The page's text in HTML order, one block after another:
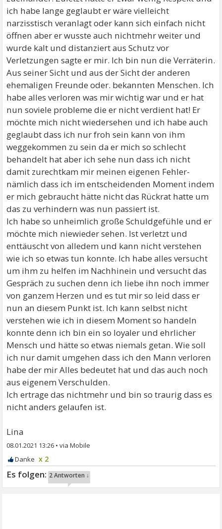
ich habe lange geglaubt er wäre vielleicht
narzisstisch veranlagt oder kann sich einfach nicht
öffnen aber er wusste auch nichtmehr weiter und
wurde kalt und distanziert aus Schutz vor
Verletzungen sagte er mir. Ich bin nun die Verräterin.
Aus seiner Sicht und aus der Sicht der anderen
ehemaligen Freunde oder. bekannten Menschen. Ich
habe alles verloren was mir wichtig war und er hat
nun soviele probleme die er nicht verdient hat! Er
möchte mich nicht wiedersehen und ich habe auch
geglaubt dass ich nur froh sein kann von ihm
weggekommen zu sein da er mich so schlecht
behandelt hat aber ich sehe nun dass ich nicht
damit zurechtkam mir meinen eigenen Fehler-
nämlich dass ich im entscheidenden Moment indem
er mich gebraucht hätte nicht das Rückrat hatte um
das zu verhindern was nun passiert ist.
Ich habe so unheimlich große Schuldgefühle und er
möchte mich niewieder sehen. Ist verletzt und
enttäuscht von alledem und kann nicht verstehen
wie ich so etwas tun konnte. Ich habe alles versucht
um ihm zu helfen im Nachhinein und versucht das
Gespräch zu suchen denn ich liebe ihn noch immer
von ganzem Herzen und es tut mir so leid dass er
nun an diesem Punkt ist. Ich kann selbst nicht
verstehen wie ich in diesem Moment so handeln
konnte denn ich bin ein so loyaler und ehrlicher
Mensch und hätte so etwas niemals getan. Wie soll
ich nur damit umgehen dass ich den Mann verloren
habe der mir Alles bedeutet hat und das auch noch
aus eigenem Verschulden.
Ich ertrage das nichtmehr und bin so traurig dass es
nicht anders gelaufen ist.
Lina
08.01.2021 13:26 •
x 2
2 Antworten ↓